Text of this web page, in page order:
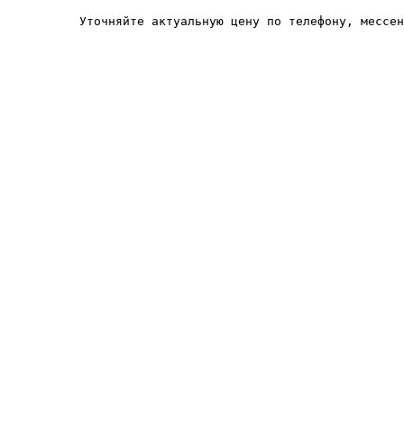
Уточняйте актуальную цену по телефону,